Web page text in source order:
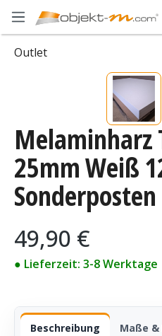
Zum Hauptinhalt springen
Melaminharz
25mm Weiß
Sonderposten
Regulärer Preis:
49,90 €
● Lieferzeit: 3-8 Werktage
Beschreibung Maße
Outlet
Bildergalerie überspringen